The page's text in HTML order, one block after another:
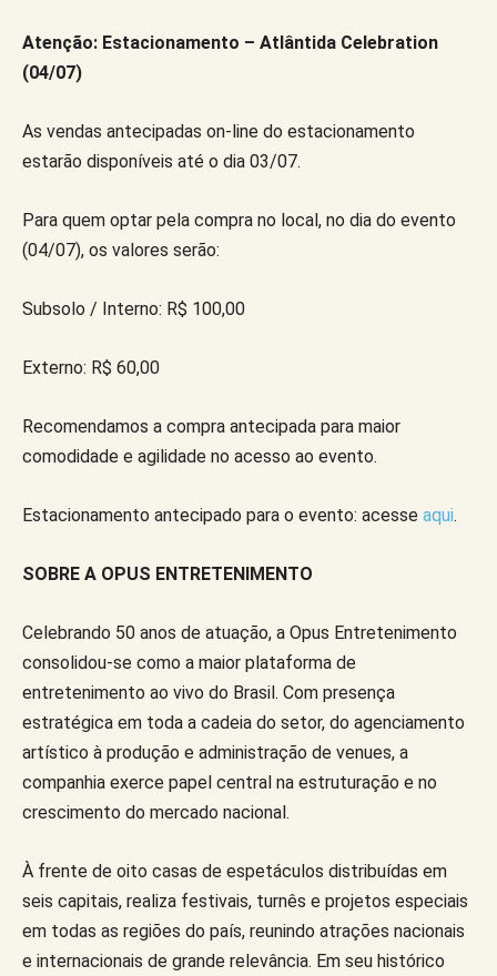
Atenção: Estacionamento – Atlântida Celebration
(04/07)
As vendas antecipadas on-line do estacionamento
estarão disponíveis até o dia 03/07.
Para quem optar pela compra no local, no dia do evento
(04/07), os valores serão:
Subsolo / Interno: R$ 100,00
Externo: R$ 60,00
Recomendamos a compra antecipada para maior
comodidade e agilidade no acesso ao evento.
Estacionamento antecipado para o evento: acesse aqui.
SOBRE A OPUS ENTRETENIMENTO
Celebrando 50 anos de atuação, a Opus Entretenimento
consolidou-se como a maior plataforma de
entretenimento ao vivo do Brasil. Com presença
estratégica em toda a cadeia do setor, do agenciamento
artístico à produção e administração de venues, a
companhia exerce papel central na estruturação e no
crescimento do mercado nacional.
À frente de oito casas de espetáculos distribuídas em
seis capitais, realiza festivais, turnês e projetos especiais
em todas as regiões do país, reunindo atrações nacionais
e internacionais de grande relevância. Em seu histórico